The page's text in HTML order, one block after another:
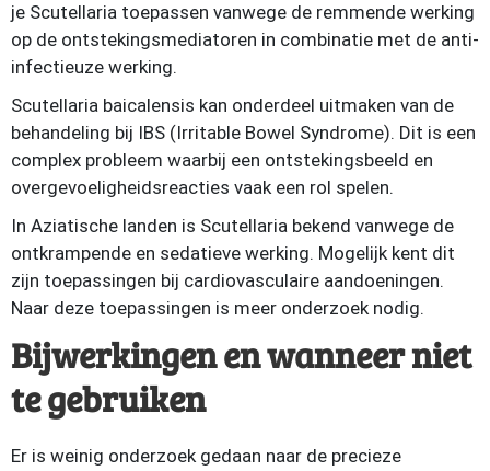
je Scutellaria toepassen vanwege de remmende werking
op de ontstekingsmediatoren in combinatie met de anti-
infectieuze werking.
Scutellaria baicalensis kan onderdeel uitmaken van de
behandeling bij IBS (Irritable Bowel Syndrome). Dit is een
complex probleem waarbij een ontstekingsbeeld en
overgevoeligheidsreacties vaak een rol spelen.
In Aziatische landen is Scutellaria bekend vanwege de
ontkrampende en sedatieve werking. Mogelijk kent dit
zijn toepassingen bij cardiovasculaire aandoeningen.
Naar deze toepassingen is meer onderzoek nodig.
Bijwerkingen en wanneer niet
te gebruiken
Er is weinig onderzoek gedaan naar de precieze